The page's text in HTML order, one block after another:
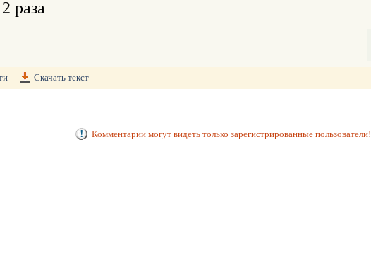
Скачать текст
Комментарии могут видеть только зарегистрированные пользователи!